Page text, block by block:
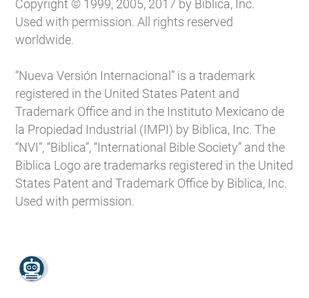
Copyright © 1999, 2005, 2017 by Biblica, Inc.
Used with permission. All rights reserved
worldwide.
“Nueva Versión Internacional” is a trademark
registered in the United States Patent and
Trademark Office and in the Instituto Mexicano de
la Propiedad Industrial (IMPI) by Biblica, Inc. The
“NVI”, “Biblica”, “International Bible Society” and the
Biblica Logo are trademarks registered in the United
States Patent and Trademark Office by Biblica, Inc.
Used with permission.